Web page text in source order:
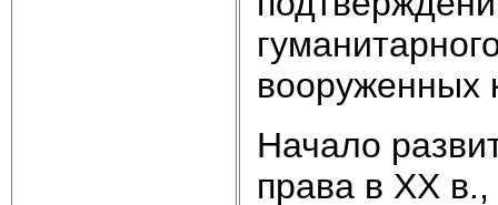
вооруженных
Начало
права в XX